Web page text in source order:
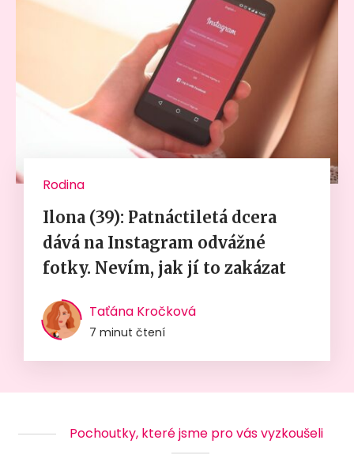
Rodina
Ilona (39): Patnáctiletá dcera
dává na Instagram odvážné
fotky. Nevím, jak jí to zakázat
Taťána Kročková
7 minut čtení
Pochoutky, které jsme pro vás vyzkoušeli